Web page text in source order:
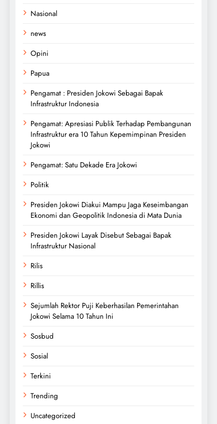
Nasional
news
Opini
Papua
Pengamat : Presiden Jokowi Sebagai Bapak
Infrastruktur Indonesia
Pengamat: Apresiasi Publik Terhadap Pembangunan
Infrastruktur era 10 Tahun Kepemimpinan Presiden
Jokowi
Pengamat: Satu Dekade Era Jokowi
Politik
Presiden Jokowi Diakui Mampu Jaga Keseimbangan
Ekonomi dan Geopolitik Indonesia di Mata Dunia
Presiden Jokowi Layak Disebut Sebagai Bapak
Infrastruktur Nasional
Rilis
Rillis
Sejumlah Rektor Puji Keberhasilan Pemerintahan
Jokowi Selama 10 Tahun Ini
Sosbud
Sosial
Terkini
Trending
Uncategorized